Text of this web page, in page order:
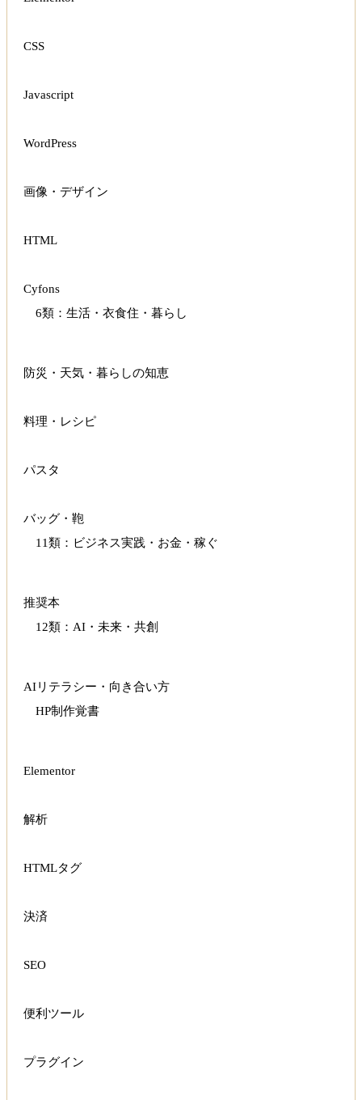
CSS
Javascript
WordPress
画像・デザイン
HTML
Cyfons
6類：生活・衣食住・暮らし
防災・天気・暮らしの知恵
料理・レシピ
パスタ
バッグ・鞄
11類：ビジネス実践・お金・稼ぐ
推奨本
12類：AI・未来・共創
AIリテラシー・向き合い方
HP制作覚書
Elementor
解析
HTMLタグ
決済
SEO
便利ツール
プラグイン